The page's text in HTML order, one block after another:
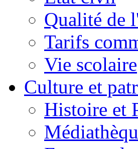
Qualité de
Tarifs
Vie scolaire
Culture et
Histoire et